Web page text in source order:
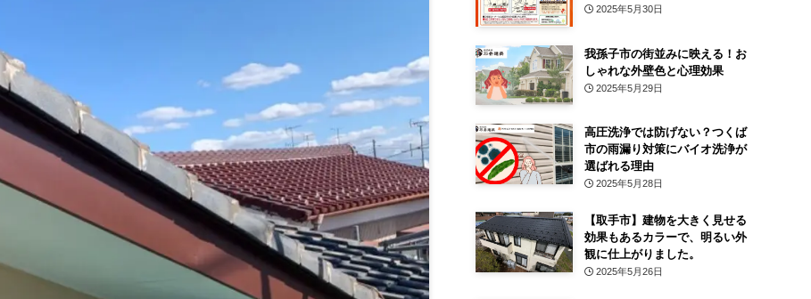
2025年5月30日
我孫子市の街並みに映える！お
しゃれな外壁色と心理効果
2025年5月29日
高圧洗浄では防げない？つくば
市の雨漏り対策にバイオ洗浄が
選ばれる理由
2025年5月28日
【取手市】建物を大きく見せる
効果もあるカラーで、明るい外
観に仕上がりました。
2025年5月26日